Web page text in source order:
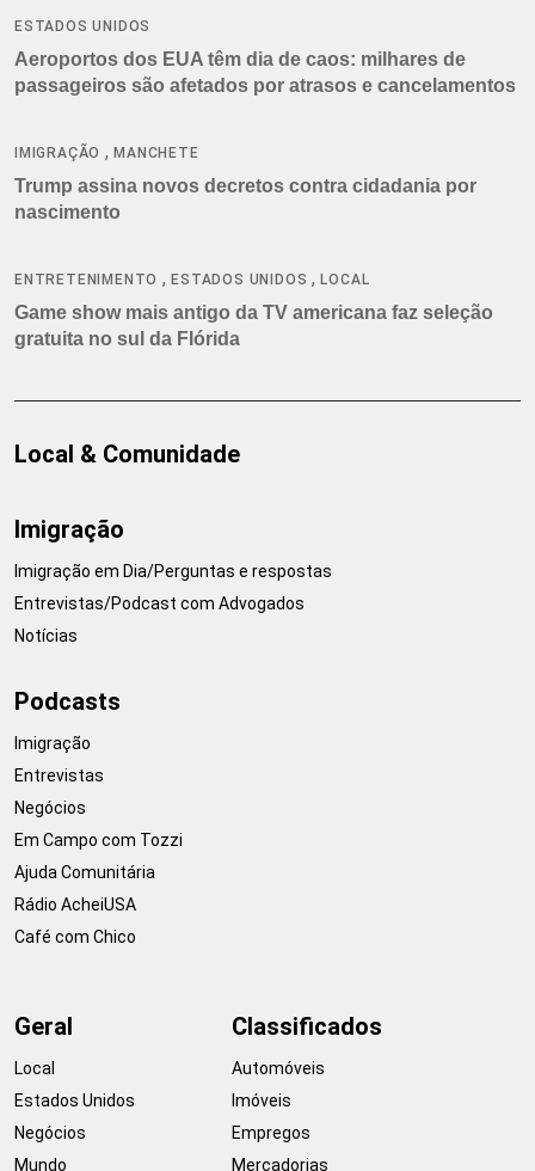
ESTADOS UNIDOS
Aeroportos dos EUA têm dia de caos: milhares de
passageiros são afetados por atrasos e cancelamentos
IMIGRAÇÃO ,MANCHETE
Trump assina novos decretos contra cidadania por
nascimento
ENTRETENIMENTO ,ESTADOS UNIDOS ,LOCAL
Game show mais antigo da TV americana faz seleção
gratuita no sul da Flórida
Local & Comunidade
Imigração
Imigração em Dia/Perguntas e respostas
Entrevistas/Podcast com Advogados
Notícias
Podcasts
Imigração
Entrevistas
Negócios
Em Campo com Tozzi
Ajuda Comunitária
Rádio AcheiUSA
Café com Chico
Geral
Local
Estados Unidos
Negócios
Mundo
Classificados
Automóveis
Imóveis
Empregos
Mercadorias